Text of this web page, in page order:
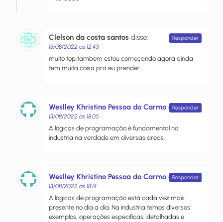
Clelson da costa santos disse:
13/08/2022 às 12:43
muito top,tambem estou começando agora ainda
tem muita coisa pra eu prender
Responder
Weslley Khristino Pessoa do Carmo disse:
13/08/2022 às 18:05
A lógicas de programação é fundamental na
industria na verdade em diversas áreas.
Responder
Weslley Khristino Pessoa do Carmo disse:
13/08/2022 às 18:14
A lógicas de programação está cada vez mais
presente no dia a dia. Na industria temos diversos
exemplos, operações especificas, detalhadas e
Responder